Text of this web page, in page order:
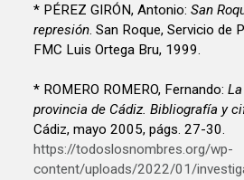
* PÉREZ GIRÓN, Antonio:San
represión. San Roque, Servicio de
FMC Luis Ortega Bru, 1999.
* ROMERO ROMERO, Fernando:
provincia de Cádiz. Bibliografía y
Cádiz, mayo 2005, págs. 27-30.
https://todoslosnombres.org/wp-
content/uploads/2022/01/